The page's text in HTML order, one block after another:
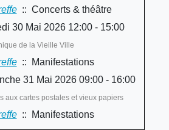
:: Concerts & théâtre
30 Mai 2026 12:00 - 15:00
de la Vieille Ville
:: Manifestations
31 Mai 2026 09:00 - 16:00
aux cartes postales et vieux papiers
:: Manifestations